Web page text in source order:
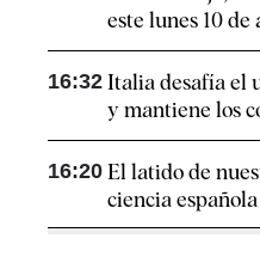
este lunes 10 de
16:32 Italia desafía el
y mantiene los
16:20 El latido de
ciencia